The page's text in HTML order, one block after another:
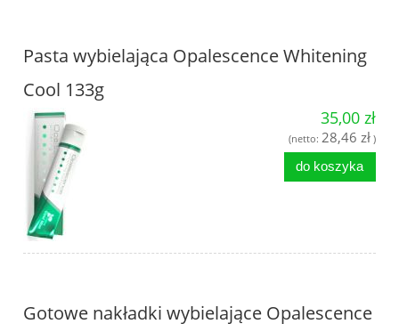
Pasta wybielająca Opalescence Whitening
Cool 133g
35,00 zł
(netto: 28,46 zł )
do koszyka
Gotowe nakładki wybielające Opalescence